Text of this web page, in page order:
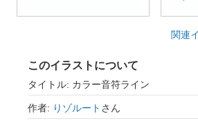
関連
このイラストについて
タイトル: カラー音符ライン
作者: りゾルート さん